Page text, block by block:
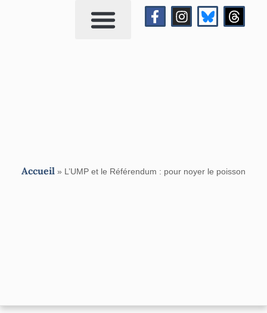
Accueil » L’UMP et le Référendum : pour noyer le poisson